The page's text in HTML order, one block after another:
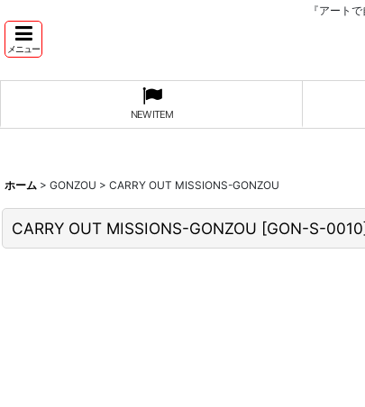
『アート
メニュー
NEW ITEM
ホーム > GONZOU > CARRY OUT MISSIONS-GONZOU
CARRY OUT MISSIONS-GONZOU [GON-S-0010]